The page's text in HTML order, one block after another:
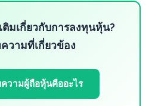
ติมเกี่ยวกับการลงทุนหุ้น?
วามที่เกี่ยวข้อง
วามผู้ถือหุ้นคืออะไร